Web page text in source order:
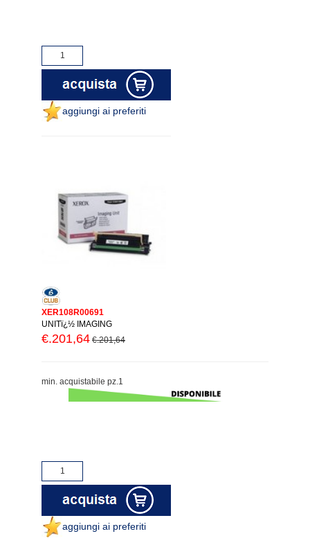
aggiungi ai preferiti
XER108R00691
UNITï¿½ IMAGING
€.201,64 €.201,64
min. acquistabile pz.1
aggiungi ai preferiti